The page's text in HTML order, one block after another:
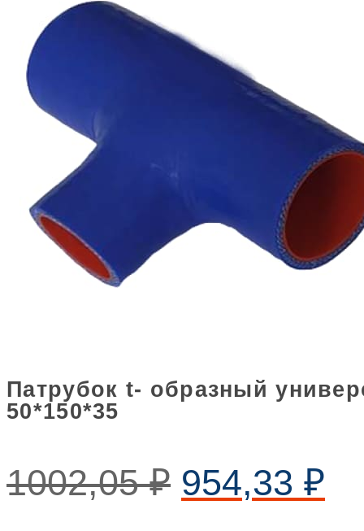
Патрубок t- образный
50*150*35
1002,05₽ 954,33 ₽